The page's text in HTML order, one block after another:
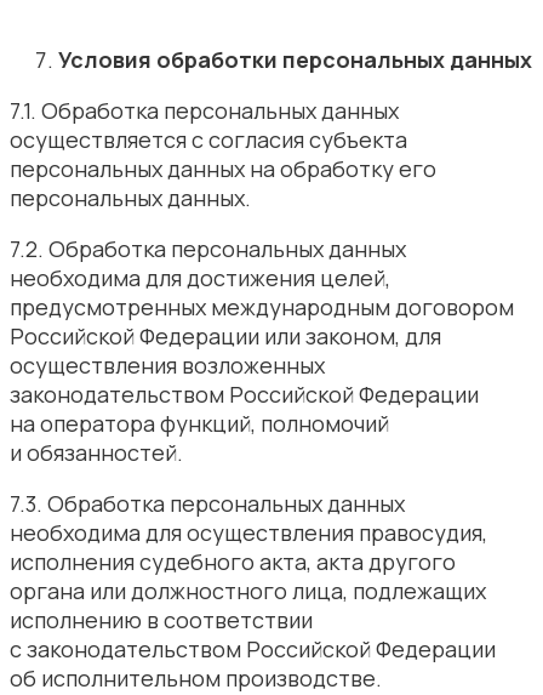
Условия обработки персональных данных
7.1. Обработка персональных данных
осуществляется с согласия субъекта
персональных данных на обработку его
персональных данных.
7.2. Обработка персональных данных
необходима для достижения целей,
предусмотренных международным договором
Российской Федерации или законом, для
осуществления возложенных
законодательством Российской Федерации
на оператора функций, полномочий
и обязанностей.
7.3. Обработка персональных данных
необходима для осуществления правосудия,
исполнения судебного акта, акта другого
органа или должностного лица, подлежащих
исполнению в соответствии
с законодательством Российской Федерации
об исполнительном производстве.